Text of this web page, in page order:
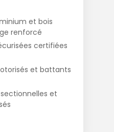
et bois
renforcé
certifiées
et battants
et